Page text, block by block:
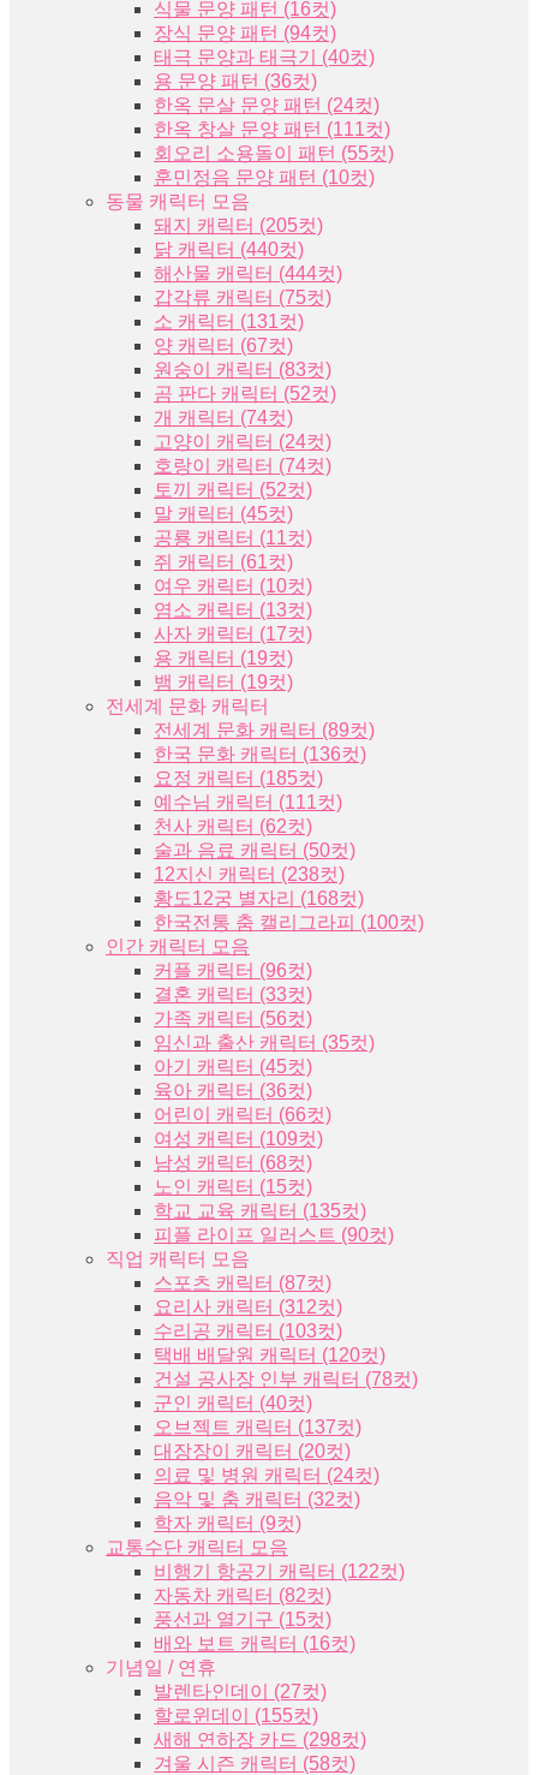
식물 문양 패턴 (16컷)
장식 문양 패턴 (94컷)
태극 문양과 태극기 (40컷)
용 문양 패턴 (36컷)
한옥 문살 문양 패턴 (24컷)
한옥 창살 문양 패턴 (111컷)
회오리 소용돌이 패턴 (55컷)
훈민정음 문양 패턴 (10컷)
동물 캐릭터 모음
돼지 캐릭터 (205컷)
닭 캐릭터 (440컷)
해산물 캐릭터 (444컷)
갑각류 캐릭터 (75컷)
소 캐릭터 (131컷)
양 캐릭터 (67컷)
원숭이 캐릭터 (83컷)
곰 판다 캐릭터 (52컷)
개 캐릭터 (74컷)
고양이 캐릭터 (24컷)
호랑이 캐릭터 (74컷)
토끼 캐릭터 (52컷)
말 캐릭터 (45컷)
공룡 캐릭터 (11컷)
쥐 캐릭터 (61컷)
여우 캐릭터 (10컷)
염소 캐릭터 (13컷)
사자 캐릭터 (17컷)
용 캐릭터 (19컷)
뱀 캐릭터 (19컷)
전세계 문화 캐릭터
전세계 문화 캐릭터 (89컷)
한국 문화 캐릭터 (136컷)
요정 캐릭터 (185컷)
예수님 캐릭터 (111컷)
천사 캐릭터 (62컷)
술과 음료 캐릭터 (50컷)
12지신 캐릭터 (238컷)
황도12궁 별자리 (168컷)
한국전통 춤 캘리그라피 (100컷)
인간 캐릭터 모음
커플 캐릭터 (96컷)
결혼 캐릭터 (33컷)
가족 캐릭터 (56컷)
임신과 출산 캐릭터 (35컷)
아기 캐릭터 (45컷)
육아 캐릭터 (36컷)
어린이 캐릭터 (66컷)
여성 캐릭터 (109컷)
남성 캐릭터 (68컷)
노인 캐릭터 (15컷)
학교 교육 캐릭터 (135컷)
피플 라이프 일러스트 (90컷)
직업 캐릭터 모음
스포츠 캐릭터 (87컷)
요리사 캐릭터 (312컷)
수리공 캐릭터 (103컷)
택배 배달원 캐릭터 (120컷)
건설 공사장 인부 캐릭터 (78컷)
군인 캐릭터 (40컷)
오브젝트 캐릭터 (137컷)
대장장이 캐릭터 (20컷)
의료 및 병원 캐릭터 (24컷)
음악 및 춤 캐릭터 (32컷)
학자 캐릭터 (9컷)
교통수단 캐릭터 모음
비행기 항공기 캐릭터 (122컷)
자동차 캐릭터 (82컷)
풍선과 열기구 (15컷)
배와 보트 캐릭터 (16컷)
기념일 / 연휴
발렌타인데이 (27컷)
할로윈데이 (155컷)
새해 연하장 카드 (298컷)
겨울 시즌 캐릭터 (58컷)